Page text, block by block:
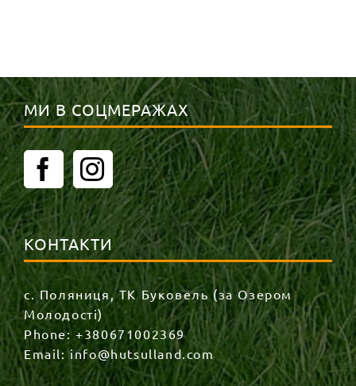
МИ В СОЦМЕРАЖАХ
КОНТАКТИ
с. Поляниця, ТК Буковель (за Озером
Молодості)
Phone:+380671002369
Email:info@hutsulland.com